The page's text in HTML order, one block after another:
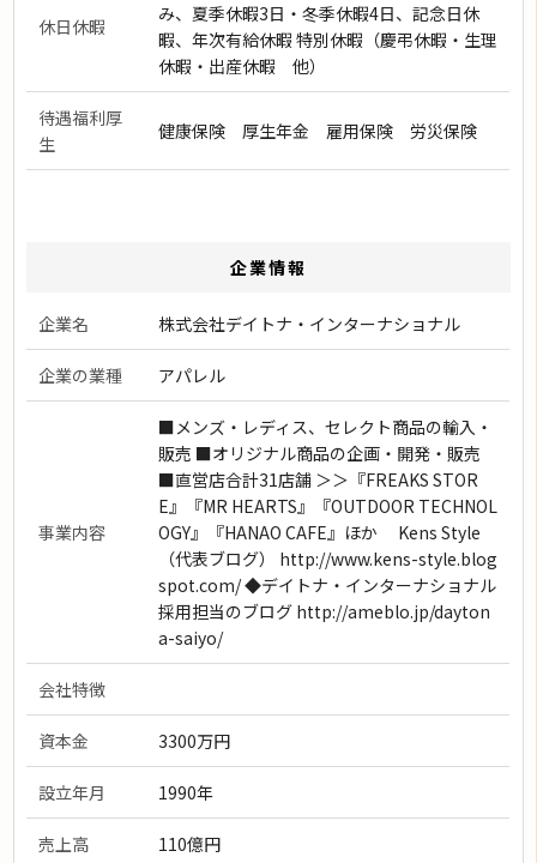
休日休暇
み、夏季休暇3日・冬季休暇4日、記念日休
暇、年次有給休暇 特別休暇（慶弔休暇・生理
休暇・出産休暇 他）
待遇福利厚
生
健康保険 厚生年金 雇用保険 労災保険
企業情報
企業名 株式会社デイトナ・インターナショナル
企業の業種 アパレル
事業内容
■メンズ・レディス、セレクト商品の輸入・
販売 ■オリジナル商品の企画・開発・販売
■直営店合計31店舗 ＞＞『FREAKS STOR
E』『MR HEARTS』『OUTDOOR TECHNOL
OGY』『HANAO CAFE』ほか Kens Style
（代表ブログ） http://www.kens-style.blog
spot.com/ ◆デイトナ・インターナショナル
採用担当のブログ http://ameblo.jp/dayton
a-saiyo/
会社特徴
資本金 3300万円
設立年月 1990年
売上高 110億円